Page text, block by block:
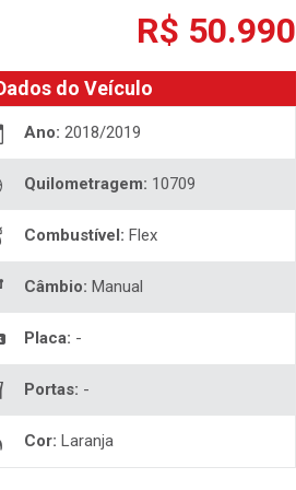
do Veículo
Ano: 2018/2019
Quilometragem: 10709
Combustível: Flex
Câmbio: Manual
Placa: -
Portas: -
Cor: Laranja
R$ 50.990